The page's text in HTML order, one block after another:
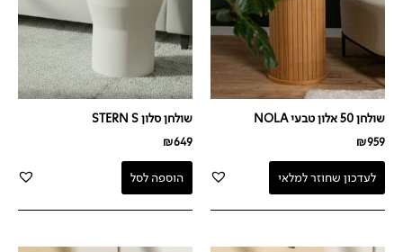
שולחן 50 אלון טבעי NOLA
₪959
לעדכון שחוזר למלאי
שולחן סלון STERN S
₪649
הוספה לסל